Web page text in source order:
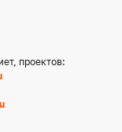
проектов: